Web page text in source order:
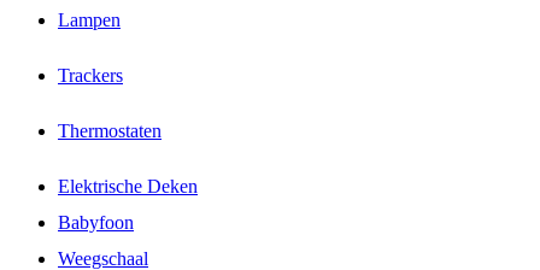
Lampen
Trackers
Thermostaten
Elektrische Deken
Babyfoon
Weegschaal